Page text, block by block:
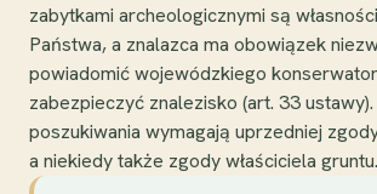
zabytkami archeologicznymi są
Państwa, a znalazca ma obowiązek
powiadomić wojewódzkiego
zabezpieczyć znalezisko (art. 33
poszukiwania wymagają uprzedniej
a niekiedy także zgody właściciela gruntu.